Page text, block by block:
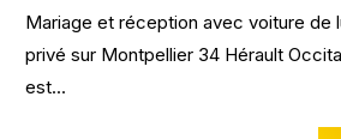
Mariage et réception avec voiture de
privé sur Montpellier 34 Hérault
est...